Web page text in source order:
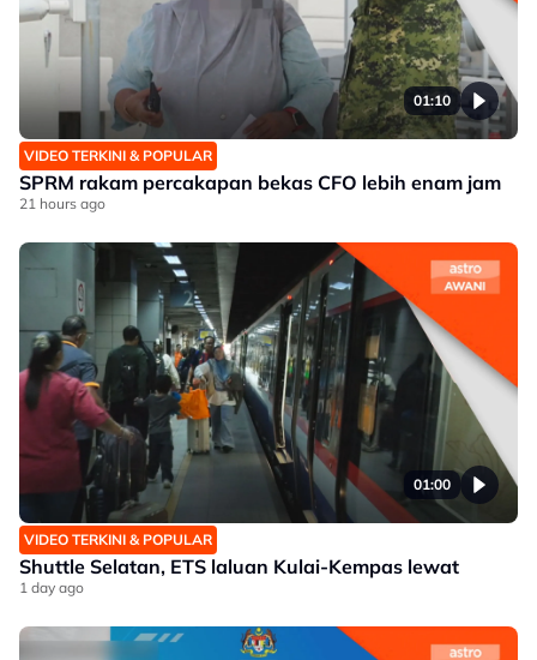
01:10
VIDEO TERKINI & POPULAR
SPRM rakam percakapan bekas CFO lebih enam jam
21 hours ago
01:00
VIDEO TERKINI & POPULAR
Shuttle Selatan, ETS laluan Kulai-Kempas lewat
1 day ago